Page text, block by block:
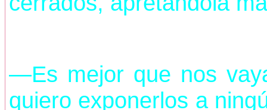
—Es mejor que nos
quiero exponerlos a